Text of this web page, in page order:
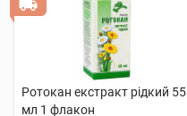
Ротокан екстракт рідкий 55
мл 1 флакон